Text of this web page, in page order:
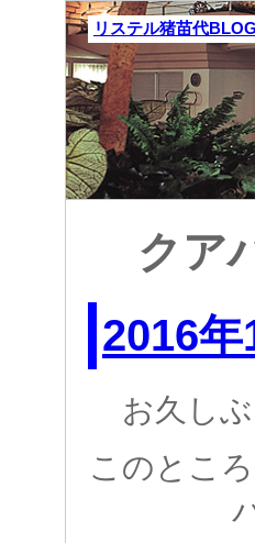
リステル猪苗代
クア
2016
お久し
このとこ